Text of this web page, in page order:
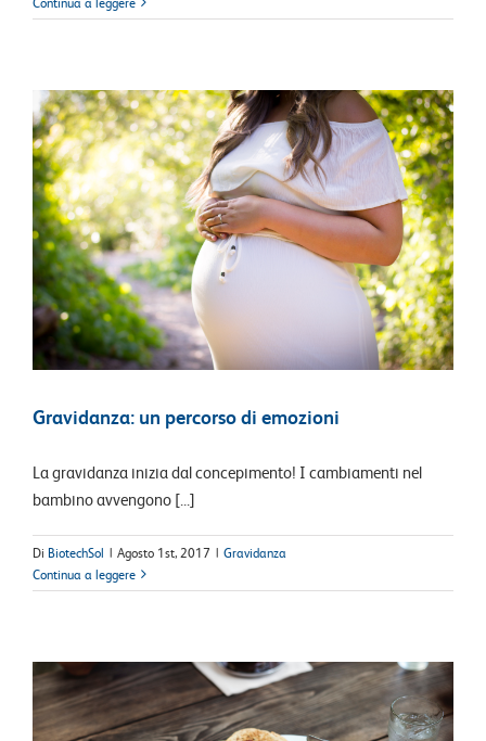
Gravidanza: un percorso di emozioni
La gravidanza inizia dal concepimento! I cambiamenti nel
bambino avvengono [...]
Di BiotechSol | Agosto 1st, 2017 | Gravidanza
Continua a leggere